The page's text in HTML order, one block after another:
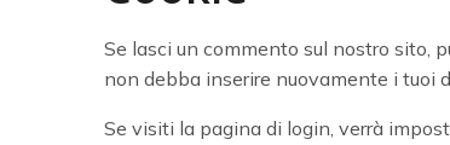
Se lasci un commento sul nostro sito,
non debba inserire nuovamente i tuoi
Se visiti la pagina di login, verrà